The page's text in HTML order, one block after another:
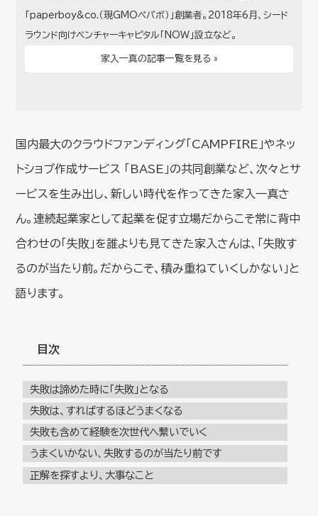
「paperboy&co.（現GMOペパボ）」創業者。2018年6月、シード
ラウンド向けベンチャーキャピタル「NOW」設立など。
家入一真の記事一覧を見る »
国内最大のクラウドファンディング「CAMPFIRE」やネッ
トショプ作成サービス 「BASE」の共同創業など、次々とサ
ービスを生み出し、新しい時代を作ってきた家入一真さ
ん。連続起業家として起業を促す立場だからこそ常に背中
合わせの「失敗」を誰よりも見てきた家入さんは、「失敗す
るのが当たり前。だからこそ、積み重ねていくしかない」と
語ります。
目次
失敗は諦めた時に「失敗」となる
失敗は、すればするほどうまくなる
失敗も含めて経験を次世代へ繋いでいく
うまくいかない、失敗するのが当たり前です
正解を探すより、大事なこと